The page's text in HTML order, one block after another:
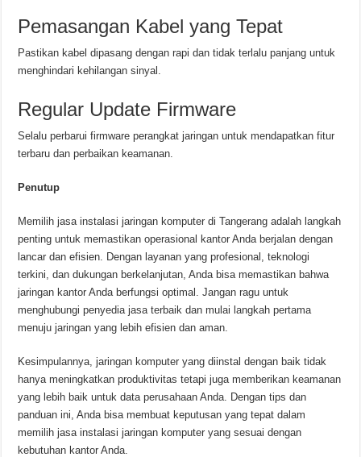
Pemasangan Kabel yang Tepat
Pastikan kabel dipasang dengan rapi dan tidak terlalu panjang untuk
menghindari kehilangan sinyal.
Regular Update Firmware
Selalu perbarui firmware perangkat jaringan untuk mendapatkan fitur
terbaru dan perbaikan keamanan.
Penutup
Memilih jasa instalasi jaringan komputer di Tangerang adalah langkah
penting untuk memastikan operasional kantor Anda berjalan dengan
lancar dan efisien. Dengan layanan yang profesional, teknologi
terkini, dan dukungan berkelanjutan, Anda bisa memastikan bahwa
jaringan kantor Anda berfungsi optimal. Jangan ragu untuk
menghubungi penyedia jasa terbaik dan mulai langkah pertama
menuju jaringan yang lebih efisien dan aman.
Kesimpulannya, jaringan komputer yang diinstal dengan baik tidak
hanya meningkatkan produktivitas tetapi juga memberikan keamanan
yang lebih baik untuk data perusahaan Anda. Dengan tips dan
panduan ini, Anda bisa membuat keputusan yang tepat dalam
memilih jasa instalasi jaringan komputer yang sesuai dengan
kebutuhan kantor Anda.